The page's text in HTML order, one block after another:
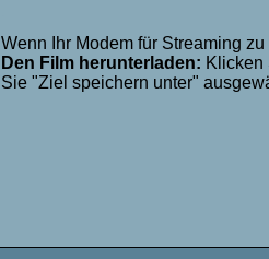
Wenn Ihr Modem für Streaming
Den Film herunterladen: Klicken
Sie "Ziel speichern unter"